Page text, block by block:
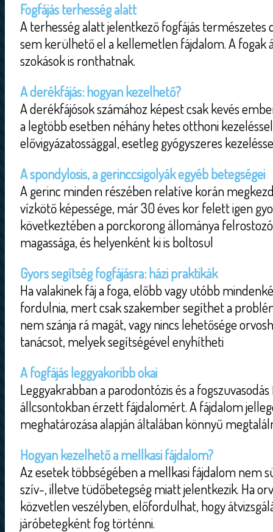
Fogfájás terhesség alatt
A terhesség alatt jelentkező fogfájás természetes
sem kerülhető el a kellemetlen fájdalom. A fogak
szokások is ronthatnak.
A derékfájás: hogyan kezelhető?
A derékfájósok számához képest csak kevés
a legtöbb esetben néhány hetes otthoni
elővigyázatossággal, esetleg gyógyszeres
A spondylosis, a gerinccsigolyák egyéb betegségei
A gerinc minden részében relatíve korán
vízkötő képessége, már 30 éves kor felett igen
következtében a porckorong állománya
magassága, és helyenként ki is boltosul
Gyors segítség fogfájásra: házi praktikák
Ha valakinek fáj a foga, előbb vagy utóbb
fordulnia, mert csak szakember segíthet a
nem szánja rá magát, vagy nincs lehetősége
tanácsot, melyek segítségével enyhítheti
A fogfájás leggyakoribb okai
Leggyakrabban a parodontózis és a
állcsontokban érzett fájdalomért. A fájdalom
meghatározása alapján általában könnyű
Hogyan kezelhető a mellkasi fájdalom?
Az esetek többségében a mellkasi fájdalom nem
szív-, illetve tüdőbetegség miatt jelentkezik. Ha
közvetlen veszélyben, előfordulhat, hogy
járóbetegként fog történni.